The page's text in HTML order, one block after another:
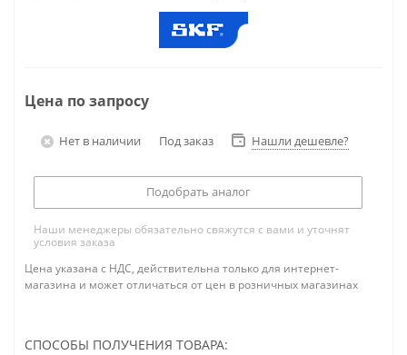
Цена по запросу
Нет в наличии Под заказ Нашли дешевле?
Подобрать аналог
Наши менеджеры обязательно свяжутся с вами и уточнят
условия заказа
Цена указана с НДС, действительна только для интернет-
магазина и может отличаться от цен в розничных магазинах
СПОСОБЫ ПОЛУЧЕНИЯ ТОВАРА: